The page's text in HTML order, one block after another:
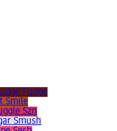
Fudge
Smile
Szn
Smush